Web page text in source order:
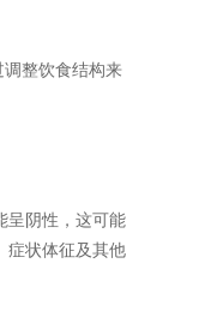
整饮食结构来
呈阴性，这可能
症状体征及其他